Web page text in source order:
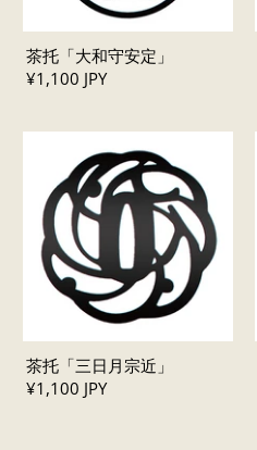
茶托「大和守安定」
¥1,100 JPY
茶托「三日月宗近」
¥1,100 JPY